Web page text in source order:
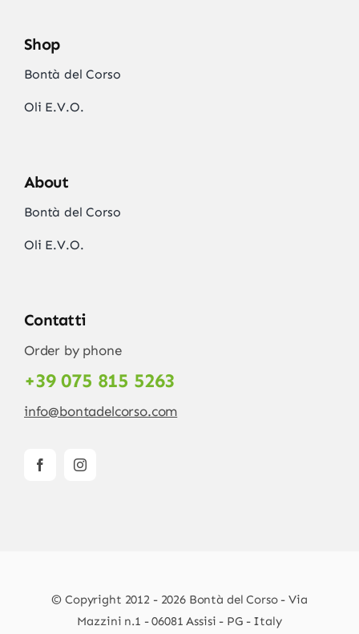
Shop
Bontà del Corso
Oli E.V.O.
About
Bontà del Corso
Oli E.V.O.
Contatti
Order by phone
+39 075 815 5263
info@bontadelcorso.com
© Copyright 2012 - 2026 Bontà del Corso - Via
Mazzini n.1 - 06081 Assisi - PG - Italy